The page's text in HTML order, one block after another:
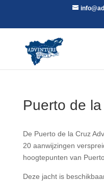
Puerto de
De Puerto de la Cruz
20 aanwijzingen
hoogtepunten van
Deze jacht is